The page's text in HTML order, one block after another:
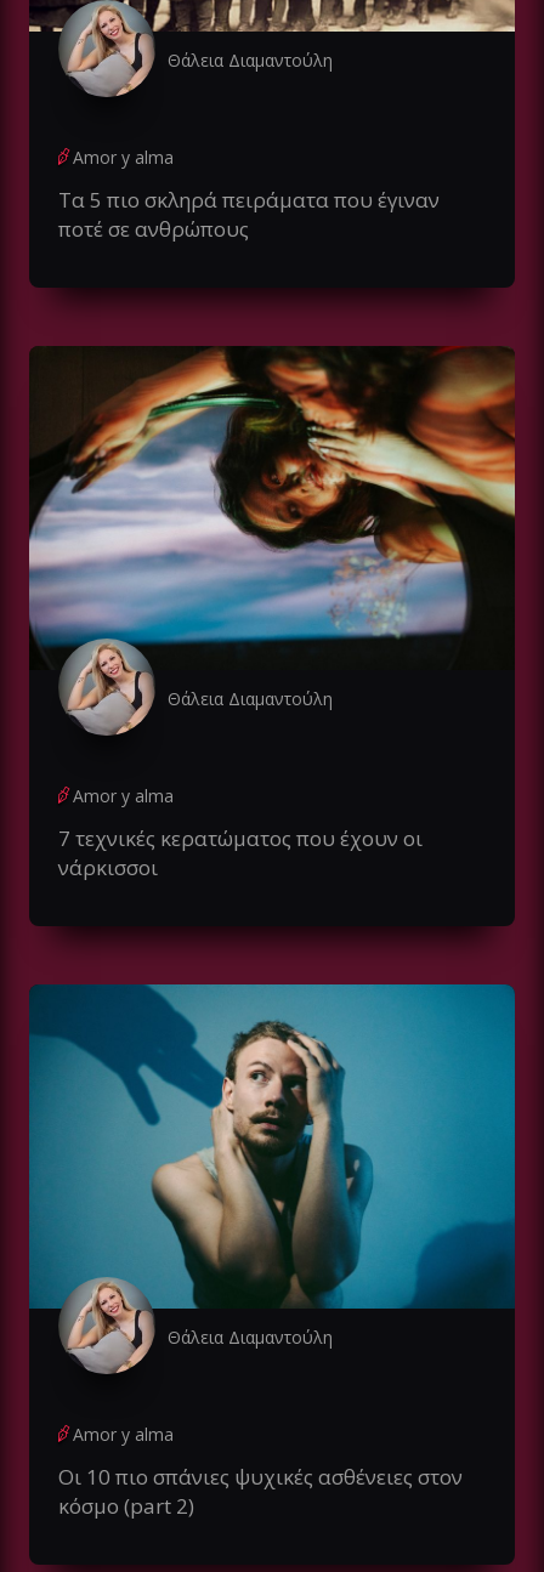
Θάλεια Διαμαντούλη
Amor y alma
Τα 5 πιο σκληρά πειράματα που έγιναν
ποτέ σε ανθρώπους
Θάλεια Διαμαντούλη
Amor y alma
7 τεχνικές κερατώματος που έχουν οι
νάρκισσοι
Θάλεια Διαμαντούλη
Amor y alma
Οι 10 πιο σπάνιες ψυχικές ασθένειες στον
κόσμο (part 2)